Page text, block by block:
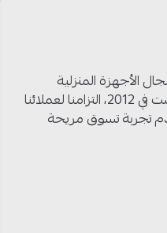
الأجهزة المنزلية
والكهربائية وأنظمة التكييف. تأسست في 2012، التزامنا لعملائنا
تجربة تسوق مريحة